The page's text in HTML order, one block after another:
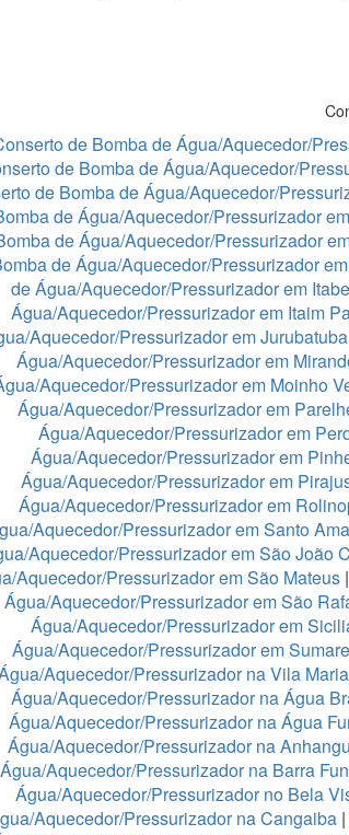
de Bomba de Água/Aquecedor/
de Bomba de Água/Aquecedor/
de Bomba de Água/Aquecedor/
de Água/Aquecedor/Pressurizador
de Água/Aquecedor/Pressurizador
de Água/Aquecedor/Pressurizador
de Água/Aquecedor/Pressurizador em
Água/Aquecedor/Pressurizador em Itaim
Aquecedor/Pressurizador em Jurubatuba
Água/Aquecedor/Pressurizador em
Aquecedor/Pressurizador em Moinho
Água/Aquecedor/Pressurizador em
Água/Aquecedor/Pressurizador em
Água/Aquecedor/Pressurizador em
Água/Aquecedor/Pressurizador em
Água/Aquecedor/Pressurizador em
Aquecedor/Pressurizador em Santo
Aquecedor/Pressurizador em São João
Aquecedor/Pressurizador em São Mateus |
Água/Aquecedor/Pressurizador em São
Água/Aquecedor/Pressurizador em
Água/Aquecedor/Pressurizador em
Aquecedor/Pressurizador na Vila
Água/Aquecedor/Pressurizador na Água
Água/Aquecedor/Pressurizador na Água
Água/Aquecedor/Pressurizador na
Água/Aquecedor/Pressurizador na Barra
Água/Aquecedor/Pressurizador no Bela
Aquecedor/Pressurizador na Cangaiba |